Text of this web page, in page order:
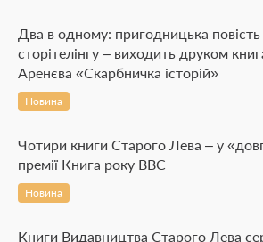
Два в одному: пригодницька повість
сторітелінгу – виходить друком
Аренєва «Скарбничка історій»
Новина
Чотири книги Старого Лева – у
премії Книга року ВВС
Новина
Книги Видавництва Старого Лева